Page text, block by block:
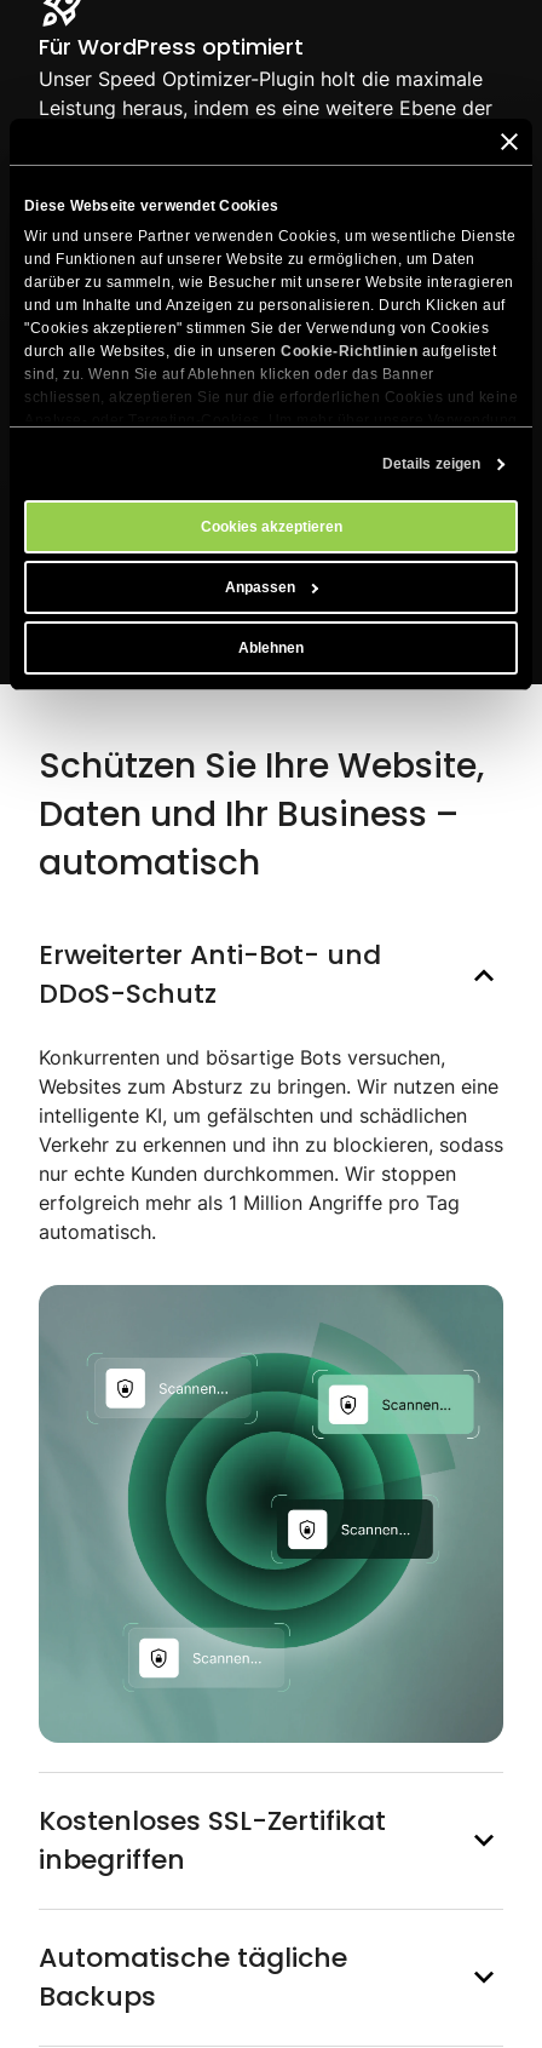
Diese Webseite verwendet Cookies
Wir und unsere Partner verwenden Cookies, um wesentliche Dienste
und Funktionen auf unserer Website zu ermöglichen, um Daten
darüber zu sammeln, wie Besucher mit unserer Website interagieren
und um Inhalte und Anzeigen zu personalisieren. Durch Klicken auf
"Cookies akzeptieren" stimmen Sie der Verwendung von Cookies
durch alle Websites, die in unseren Cookie-Richtlinien aufgelistet
sind, zu. Wenn Sie auf Ablehnen klicken oder das Banner
schliessen, akzeptieren Sie nur die erforderlichen Cookies und keine
. Sie können Ihre Cookie-Einstellungen jederzeit im
Details zeigen
Cookies akzeptieren
Anpassen
Ablehnen
Für WordPress optimiert
Unser Speed Optimizer-Plugin holt die maximale
Leistung heraus, indem es eine weitere Ebene der
Anwendungsebene hinzufügt.
Schützen Sie Ihre Website,
Daten und Ihr Business –
automatisch
Erweiterter Anti-Bot- und
DDoS-Schutz
Konkurrenten und bösartige Bots versuchen,
Websites zum Absturz zu bringen. Wir nutzen eine
intelligente KI, um gefälschten und schädlichen
Verkehr zu erkennen und ihn zu blockieren, sodass
nur echte Kunden durchkommen. Wir stoppen
erfolgreich mehr als 1 Million Angriffe pro Tag
automatisch.
Kostenloses SSL-Zertifikat
inbegriffen
Automatische tägliche
Backups